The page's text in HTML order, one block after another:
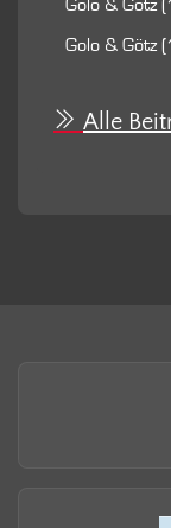
Golo & Götz
Golo & Götz
Alle